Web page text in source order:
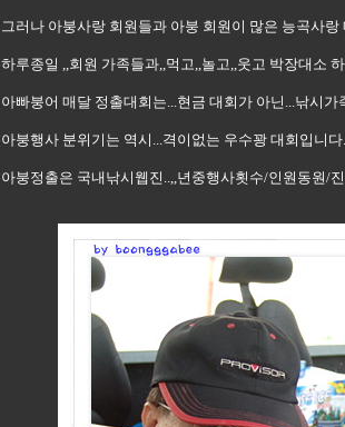
그러나 아붕사랑 회원들과 아붕 회원이 많은 능곡사
하루종일 ,,회원 가족들과,,먹고,,놀고,,웃고 박장대소
아빠붕어 매달 정출대회는...현금 대회가 아닌...낚시
아붕행사 분위기는 역시...격이없는 우수꽝 대회입니
아붕정출은 국내낚시웹진..,,년중행사횟수/인원동원/